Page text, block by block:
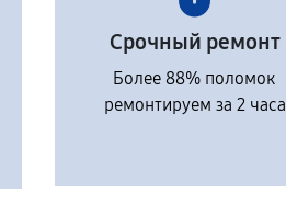
Срочный ремонт
Более 88% поломок
ремонтируем за 2 часа